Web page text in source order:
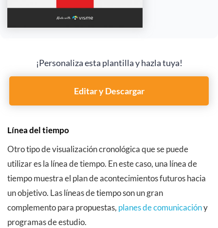
¡Personaliza esta plantilla y hazla tuya!
Editar y Descargar
Línea del tiempo
Otro tipo de visualización cronológica que se puede
utilizar es la línea de tiempo. En este caso, una línea de
tiempo muestra el plan de acontecimientos futuros hacia
un objetivo. Las líneas de tiempo son un gran
complemento para propuestas, planes de comunicacióny
programas de estudio.